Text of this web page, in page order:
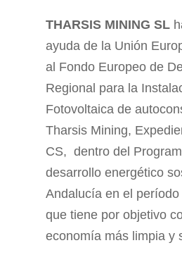
THARSIS MINING SL
ayuda de la Unión
al Fondo Europeo de
Regional para la
Fotovoltaica de
Tharsis Mining,
CS, dentro del
desarrollo energético
Andalucía en el
que tiene por objetivo
economía más limpia y